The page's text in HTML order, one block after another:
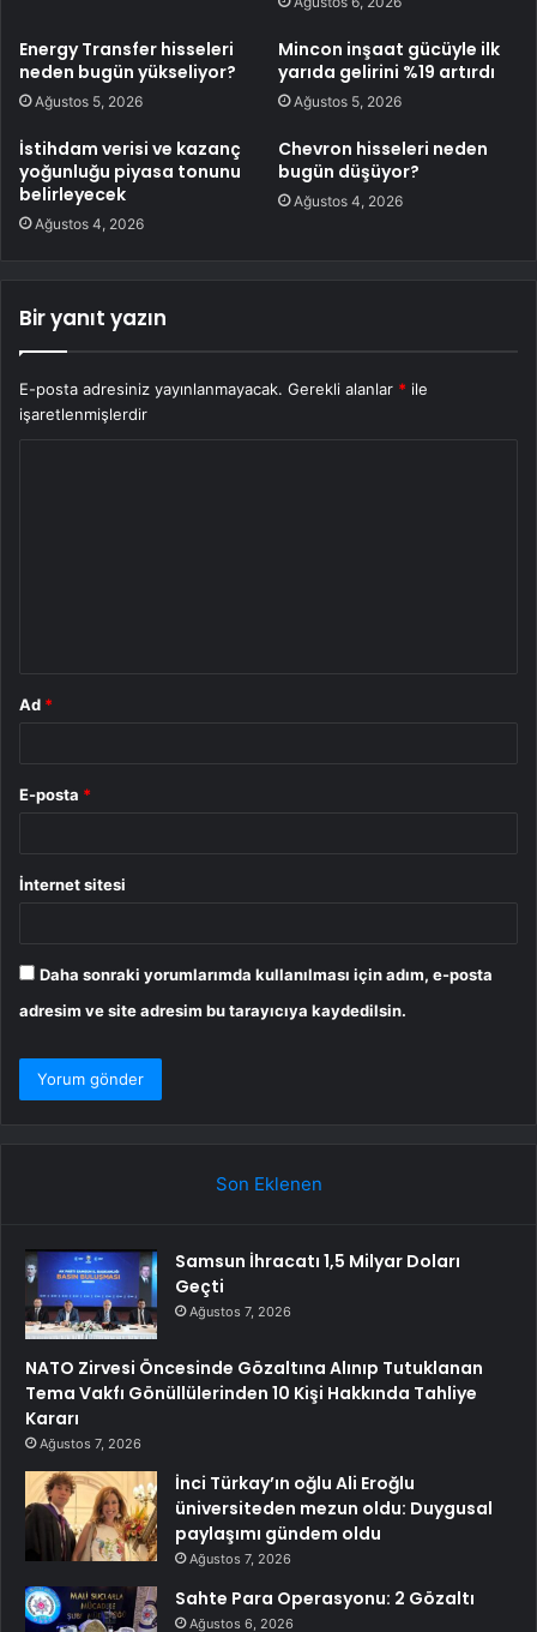
Energy Transfer hisseleri
neden bugün yükseliyor?
Ağustos 5, 2026
Mincon inşaat gücüyle ilk
yarıda gelirini %19 artırdı
Ağustos 5, 2026
İstihdam verisi ve kazanç
yoğunluğu piyasa tonunu
belirleyecek
Ağustos 4, 2026
Chevron hisseleri neden
bugün düşüyor?
Ağustos 4, 2026
Bir yanıt yazın
E-posta adresiniz yayınlanmayacak. Gerekli alanlar * ile
işaretlenmişlerdir
Ad *
E-posta *
İnternet sitesi
Daha sonraki yorumlarımda kullanılması için adım, e-posta
adresim ve site adresim bu tarayıcıya kaydedilsin.
Son Eklenen
Samsun İhracatı 1,5 Milyar Doları
Geçti
Ağustos 7, 2026
NATO Zirvesi Öncesinde Gözaltına Alınıp Tutuklanan
Tema Vakfı Gönüllülerinden 10 Kişi Hakkında Tahliye
Kararı
Ağustos 7, 2026
İnci Türkay’ın oğlu Ali Eroğlu
üniversiteden mezun oldu: Duygusal
paylaşımı gündem oldu
Ağustos 7, 2026
Sahte Para Operasyonu: 2 Gözaltı
Ağustos 6, 2026